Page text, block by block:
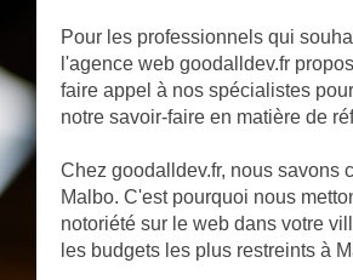
Pour les professionnels qui
l'agence web goodalldev.fr
faire appel à nos spécialistes
notre savoir-faire en matière de
Chez goodalldev.fr, nous savons
Malbo. C'est pourquoi nous
notoriété sur le web dans votre
les budgets les plus restreints à